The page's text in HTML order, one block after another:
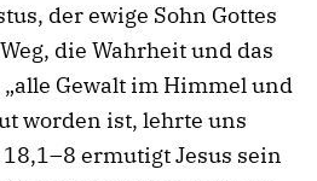
der ewige Sohn Gottes
die Wahrheit und das
Gewalt im Himmel und
worden ist, lehrte uns
ermutigt Jesus sein